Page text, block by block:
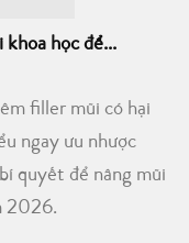
khoa học để...
filler mũi có hại
ngay ưu nhược
quyết để nâng mũi
2026.